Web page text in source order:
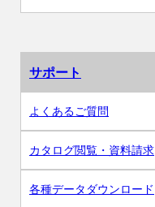
サポート
よくあるご質問
カタログ閲覧・資料請求
各種データダウンロード